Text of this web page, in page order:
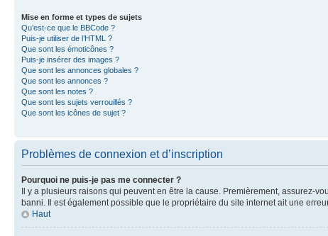
Mise en forme et types de sujets
Qu’est-ce que le BBCode ?
Puis-je utiliser de l’HTML ?
Que sont les émoticônes ?
Puis-je insérer des images ?
Que sont les annonces globales ?
Que sont les annonces ?
Que sont les notes ?
Que sont les sujets verrouillés ?
Que sont les icônes de sujet ?
Problèmes de connexion et d’inscription
Pourquoi ne puis-je pas me connecter ?
Il y a plusieurs raisons qui peuvent en être la cause. Premièrement, assurez-
banni. Il est également possible que le propriétaire du site internet ait une
Haut